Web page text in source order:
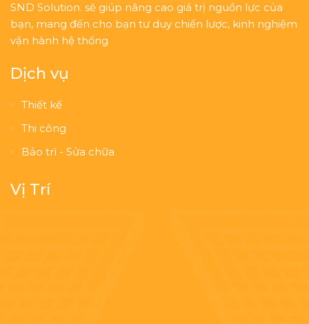
SND Solution. sẽ giúp nâng cao giá trị nguồn lực của
bạn, mang đến cho bạn tư duy chiến lược, kinh nghiệm
vận hành hệ thống
Dịch vụ
Thiết kế
Thi công
Bảo trì - Sửa chữa
Vị Trí